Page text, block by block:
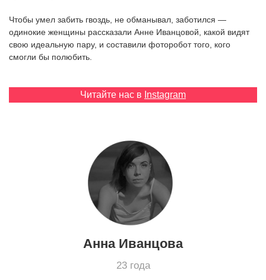
Чтобы умел забить гвоздь, не обманывал, заботился —
одинокие женщины рассказали Анне Иванцовой, какой видят
свою идеальную пару, и составили фоторобот того, кого
смогли бы полюбить.
Читайте нас в Instagram
Анна Иванцова
23 года